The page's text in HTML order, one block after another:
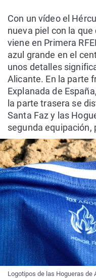
Con un vídeo el
nueva piel con la
viene en Primera
azul grande en el
unos detalles
Alicante. En la parte
Explanada de
la parte trasera se
Santa Faz y las
segunda equipación,
Logotipos de las Hogueras de